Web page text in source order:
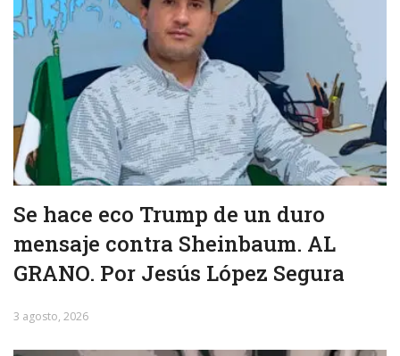
Se hace eco Trump de un duro
mensaje contra Sheinbaum. AL
GRANO. Por Jesús López Segura
3 agosto, 2026